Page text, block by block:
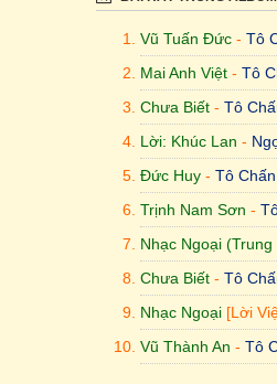
Vũ Tuấn Đức - Tô
Mai Anh Việt - Tô
Chưa Biết - Tô
Lời: Khúc Lan -
Đức Huy - Tô
Trịnh Nam Sơn -
Nhạc Ngoại (Trung
Chưa Biết - Tô
Nhạc Ngoại [Lời
Vũ Thành An - Tô